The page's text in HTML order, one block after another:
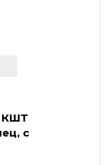
КШТ
с